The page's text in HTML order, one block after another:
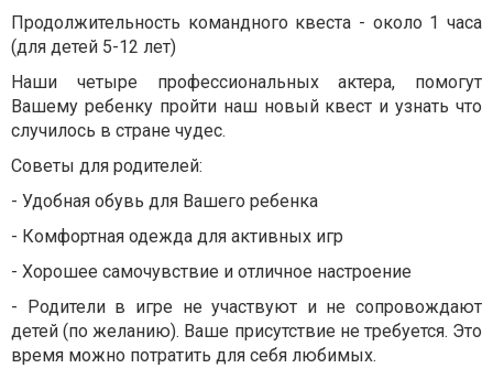
Продолжительность командного квеста - около 1 часа
(для детей 5-12 лет)
Наши четыре профессиональных актера, помогут
Вашему ребенку пройти наш новый квест и узнать что
случилось в стране чудес.
Советы для родителей:
- Удобная обувь для Вашего ребенка
- Комфортная одежда для активных игр
- Хорошее самочувствие и отличное настроение
- Родители в игре не участвуют и не сопровождают
детей (по желанию). Ваше присутствие не требуется. Это
время можно потратить для себя любимых.